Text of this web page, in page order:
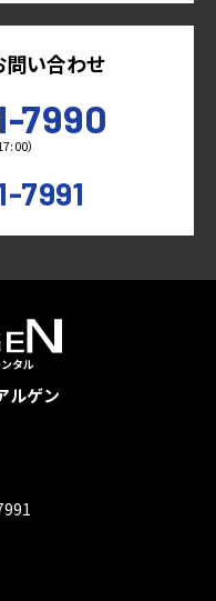
問い合わせ
7990
）
7991
タル
ルゲン